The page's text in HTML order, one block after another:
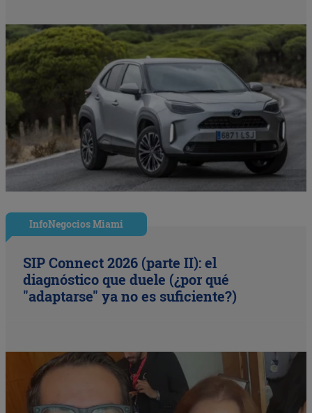
InfoNegocios Miami
SIP Connect 2026 (parte II): el
diagnóstico que duele (¿por qué
"adaptarse" ya no es suficiente?)